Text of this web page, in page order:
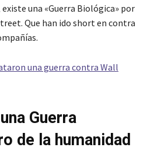
una «Guerra Biológica» por
Que han ido short en contra
una guerra contra Wall
Guerra
de la humanidad